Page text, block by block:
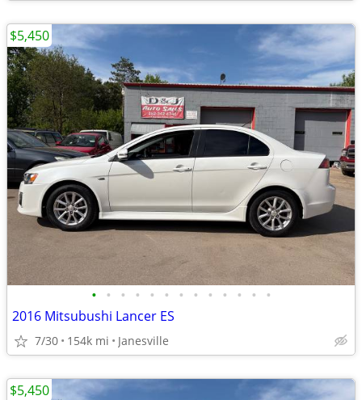
• • • • • • • • • • • • •
2016 Mitsubushi Lancer ES
7/30 154k mi Janesville
$5,450
$5,450